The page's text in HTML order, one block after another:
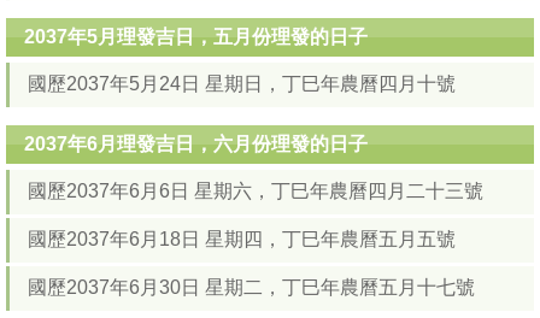
2037年5月理發吉日，五月份理發的日子
國歷2037年5月24日 星期日，丁巳年農曆四月十號
2037年6月理發吉日，六月份理發的日子
國歷2037年6月6日 星期六，丁巳年農曆四月二十三號
國歷2037年6月18日 星期四，丁巳年農曆五月五號
國歷2037年6月30日 星期二，丁巳年農曆五月十七號